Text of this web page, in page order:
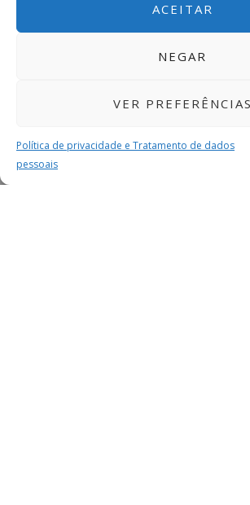
ACEITAR
NEGAR
VER PREFERÊNCIAS
Política de privacidade e Tratamento de dados
pessoais